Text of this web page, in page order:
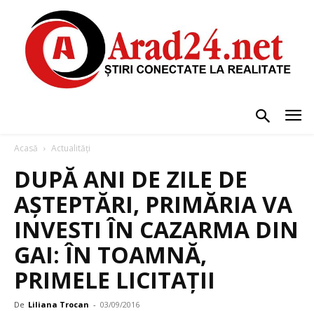
Acasă Actualități
DUPĂ ANI DE ZILE DE
AȘTEPTĂRI, PRIMĂRIA VA
INVESTI ÎN CAZARMA DIN
GAI: ÎN TOAMNĂ,
PRIMELE LICITAȚII
De Liliana Trocan - 03/09/2016